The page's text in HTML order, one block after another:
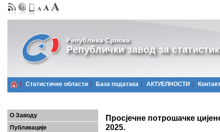
Република Српска
Републички завод за
Статистичке области Базa података АКТУЕЛНОСТИ Контакт
О Заводу
Публикације
Просјечне потрошачке
2025.